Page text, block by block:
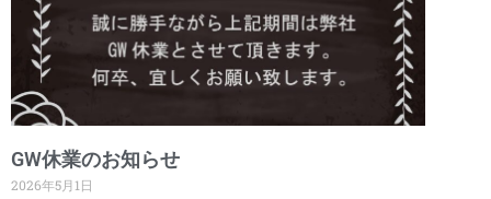
GW休業のお知らせ
2026年5月1日